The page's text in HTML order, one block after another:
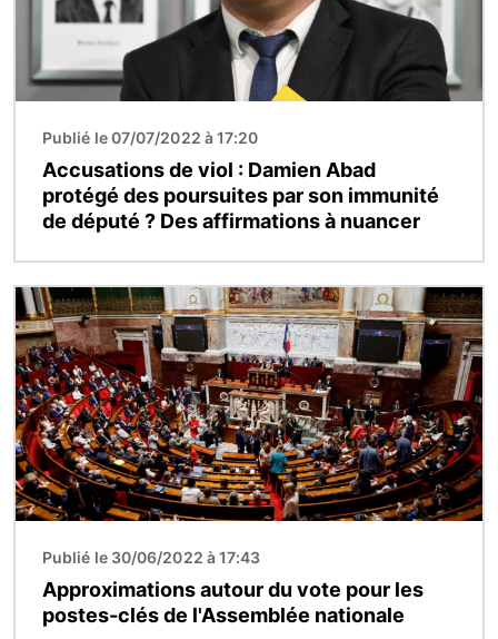
Publié le 07/07/2022 à 17:20
Accusations de viol : Damien Abad
protégé des poursuites par son immunité
de député ? Des affirmations à nuancer
Image
Publié le 30/06/2022 à 17:43
Approximations autour du vote pour les
postes-clés de l'Assemblée nationale